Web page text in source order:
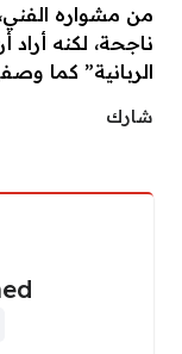
من مشواره
ناجحة، لكنه
الربانية” كما
شارك